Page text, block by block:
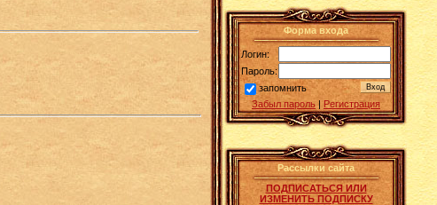
Форма входа
Логин:
Пароль:
запомнить
Забыл пароль | Регистрация
Рассылки сайта
ПОДПИСАТЬСЯ ИЛИ
ИЗМЕНИТЬ ПОДПИСКУ